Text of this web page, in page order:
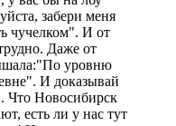
забери меня
чучелком". И от
Даже от
уровню
И доказывай
Что Новосибирск
есть ли у нас тут